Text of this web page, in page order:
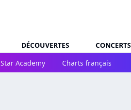
DÉCOUVERTES
Star Academy Charts français